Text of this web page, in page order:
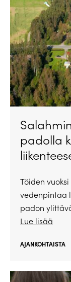
padolla
Töiden
vedenpintaa
padon
Lue lisää
AJANKOHTAISTA